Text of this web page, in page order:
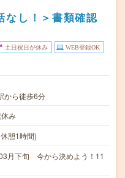
なし！＞書類確認
土日祝日が休み WEB登録OK
から徒歩6分
み
憩1時間)
月下旬 今から決めよう！11